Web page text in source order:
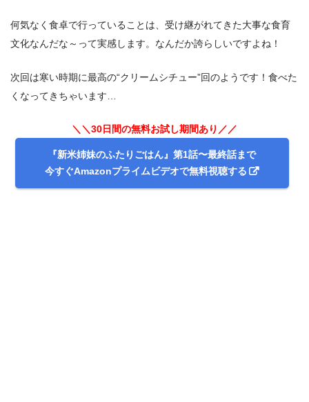
何気なく食卓で行っていることは、受け継がれてきた大事な食育
文化なんだな～って実感します。なんだか誇らしいですよね！
次回は寒い時期に最高の“クリームシチュー”回のようです！食べた
くなってきちゃいます…
＼＼30日間の無料お試し期間あり／／
『新米姉妹のふたりごはん』第1話〜最終話まで
今すぐAmazonプライムビデオで無料視聴する